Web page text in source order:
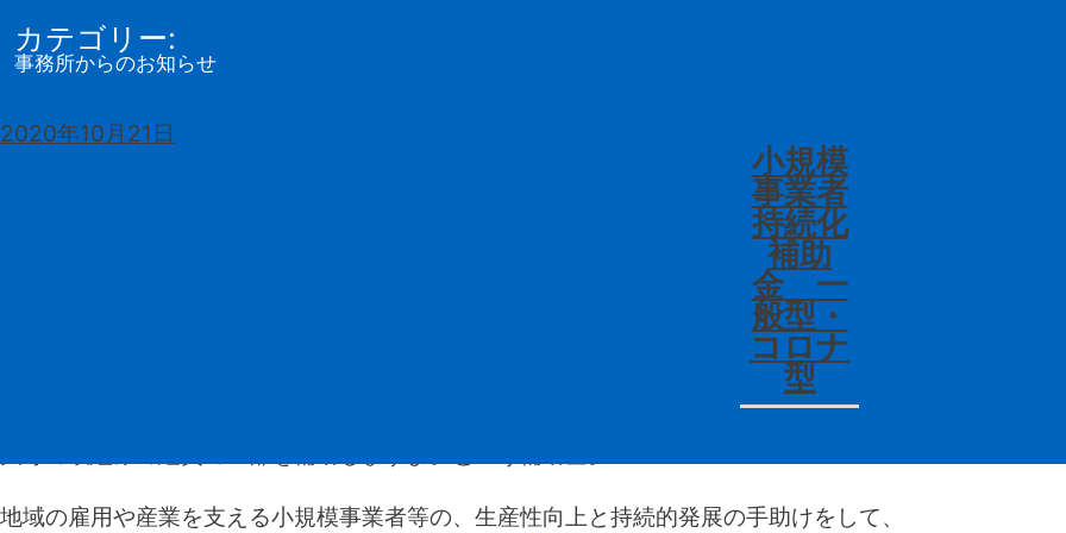
行政書士・司法書士
山本法務事務所
TOP
NEWS
飲食店・風俗営業許可
各種業務＆料金
カテゴリー:
事務所からのお知らせ
投
2020年10月21日
小規模
事業者
持続化
補助
金 一
般型・
コロナ
型
となっています。
地域の雇用や産業を支える小規模事業者等の、生産性向上と持続的発展の手助けをして、